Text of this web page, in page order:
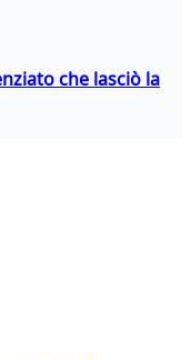
che lasciò la